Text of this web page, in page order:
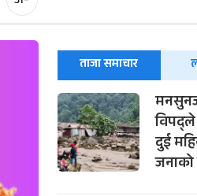
ताजा समाचार
दुई